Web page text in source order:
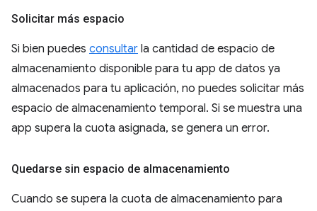
Solicitar más espacio
Si bien puedes consultar la cantidad de espacio de
almacenamiento disponible para tu app de datos ya
almacenados para tu aplicación, no puedes solicitar más
espacio de almacenamiento temporal. Si se muestra una
app supera la cuota asignada, se genera un error.
Quedarse sin espacio de almacenamiento
Cuando se supera la cuota de almacenamiento para